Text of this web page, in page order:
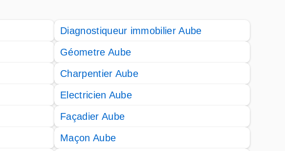
Diagnostiqueur immobilier Aube
Géometre Aube
Charpentier Aube
Electricien Aube
Façadier Aube
Maçon Aube